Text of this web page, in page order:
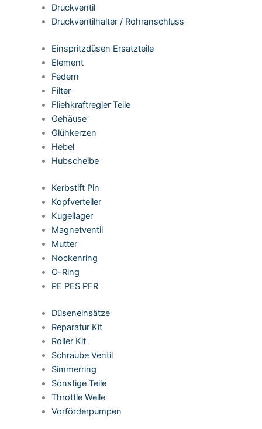
Druckventil
Druckventilhalter / Rohranschluss
Einspritzdüsen Ersatzteile
Element
Federn
Filter
Fliehkraftregler Teile
Gehäuse
Glühkerzen
Hebel
Hubscheibe
Kerbstift Pin
Kopfverteiler
Kugellager
Magnetventil
Mutter
Nockenring
O-Ring
PE PES PFR
Düseneinsätze
Reparatur Kit
Roller Kit
Schraube Ventil
Simmerring
Sonstige Teile
Throttle Welle
Vorförderpumpen